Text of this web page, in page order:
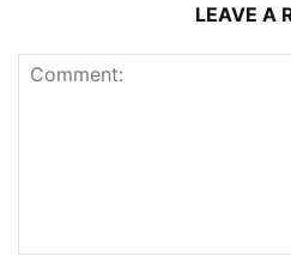
LEAVE A